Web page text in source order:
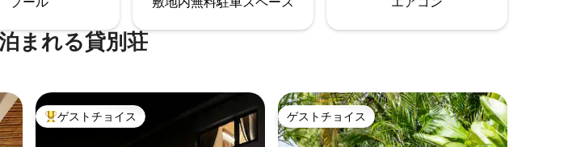
を備えています。
す。
まれる貸別荘
大好評のゲストチョイスです。
ゲストチョイス ゲストチョイス
ゲストチョイス